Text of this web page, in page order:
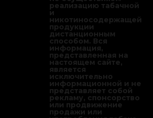
реализацию табачной
и
никотиносодержащей
продукции
дистанционным
способом. Вся
информация,
представленная на
настоящем сайте,
является
исключительно
информационной и не
представляет собой
рекламу, спонсорство
или продвижение
продажи или